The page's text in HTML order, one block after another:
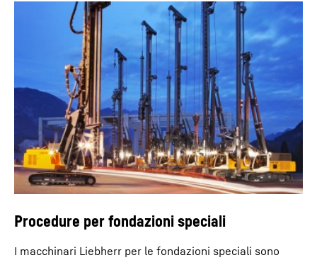
Procedure per fondazioni speciali
I macchinari Liebherr per le fondazioni speciali sono